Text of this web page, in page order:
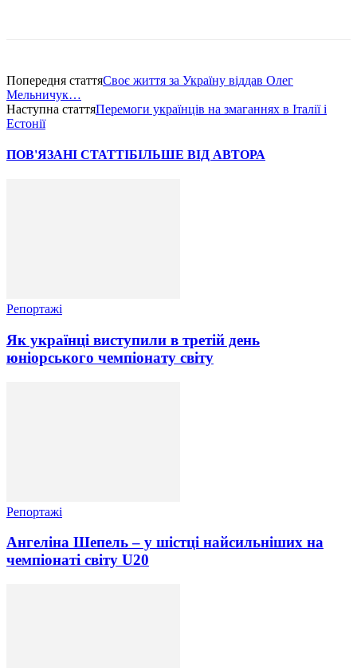
Попередня статтяСвоє життя за Україну віддав Олег
Мельничук…
Наступна статтяПеремоги українців на змаганнях в Італії і
Естонії
ПОВ'ЯЗАНІ СТАТТІБІЛЬШЕ ВІД АВТОРА
Репортажі
Як українці виступили в третій день
юніорського чемпіонату світу
Репортажі
Ангеліна Шепель – у шістці найсильніших на
чемпіонаті світу U20